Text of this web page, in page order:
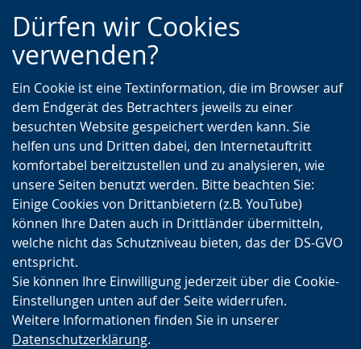
Zur
Hauptnavigation
Zur
Seitennavigation
Zum
Inhalt
Dürfen wir Cookies
verwenden?
Ein Cookie ist eine Textinformation, die im Browser auf
dem Endgerät des Betrachters jeweils zu einer
besuchten Website gespeichert werden kann. Sie
helfen uns und Dritten dabei, den Internetauftritt
komfortabel bereitzustellen und zu analysieren, wie
unsere Seiten benutzt werden. Bitte beachten Sie:
Einige Cookies von Drittanbietern (z.B. YouTube)
können Ihre Daten auch in Drittländer übermitteln,
welche nicht das Schutzniveau bieten, das der DS-GVO
entspricht.
Sie können Ihre Einwilligung jederzeit über die Cookie-
Einstellungen unten auf der Seite widerrufen.
Weitere Informationen finden Sie in unserer
Datenschutzerklärung.